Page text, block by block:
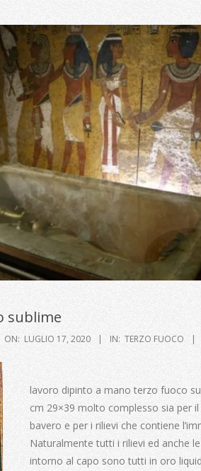
sublime
ON: LUGLIO 17, 2020 IN: TERZO FUOCO
lavoro dipinto a mano terzo fuoco
cm 29×39 molto complesso sia per
bavero e per i rilievi che contiene
Naturalmente tutti i rilievi ed anche
intorno al capo sono tutti in oro